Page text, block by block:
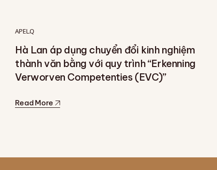
APEL.Q
Hà Lan áp dụng chuyển đổi kinh nghiệm
thành văn bằng với quy trình “Erkenning
Verworven Competenties (EVC)”
Read More